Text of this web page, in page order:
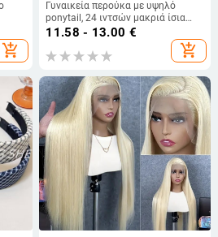
add_shopping_cart
Γυναικεία περούκα με υψηλό
ponytail, 24 ιντσών μακριά ίσια
ουρά, ευρωπαϊκό/αμερικανικό
θερμότητα
11.58 - 13.00 €
add_shopping_cart